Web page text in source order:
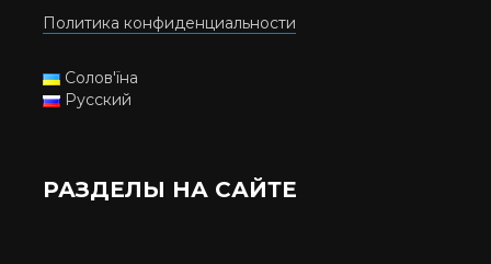
Политика конфиденциальности
Солов'їна
Русский
РАЗДЕЛЫ НА САЙТЕ